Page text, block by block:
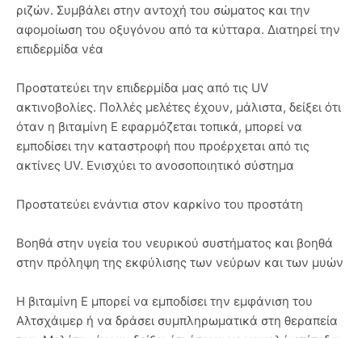
ριζών. Συμβάλει στην αντοχή του σώματος και την
αφομοίωση του οξυγόνου από τα κύτταρα. Διατηρεί την
επιδερμίδα νέα
Προστατεύει την επιδερμίδα μας από τις UV
ακτινοβολίες. Πολλές μελέτες έχουν, μάλιστα, δείξει ότι
όταν η βιταμίνη Ε εφαρμόζεται τοπικά, μπορεί να
εμποδίσει την καταστροφή που προέρχεται από τις
ακτίνες UV. Ενισχύει το ανοσοποιητικό σύστημα
Προστατεύει ενάντια στον καρκίνο του προστάτη
Βοηθά στην υγεία του νευρικού συστήματος και βοηθά
στην πρόληψη της εκφύλισης των νεύρων και των μυών
Η βιταμίνη Ε μπορεί να εμποδίσει την εμφάνιση του
Αλτσχάιμερ ή να δράσει συμπληρωματικά στη θεραπεία